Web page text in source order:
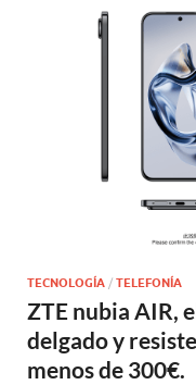
TECNOLOGÍA / TELEFONÍA
ZTE nubia AIR,
delgado y
menos de 300€.